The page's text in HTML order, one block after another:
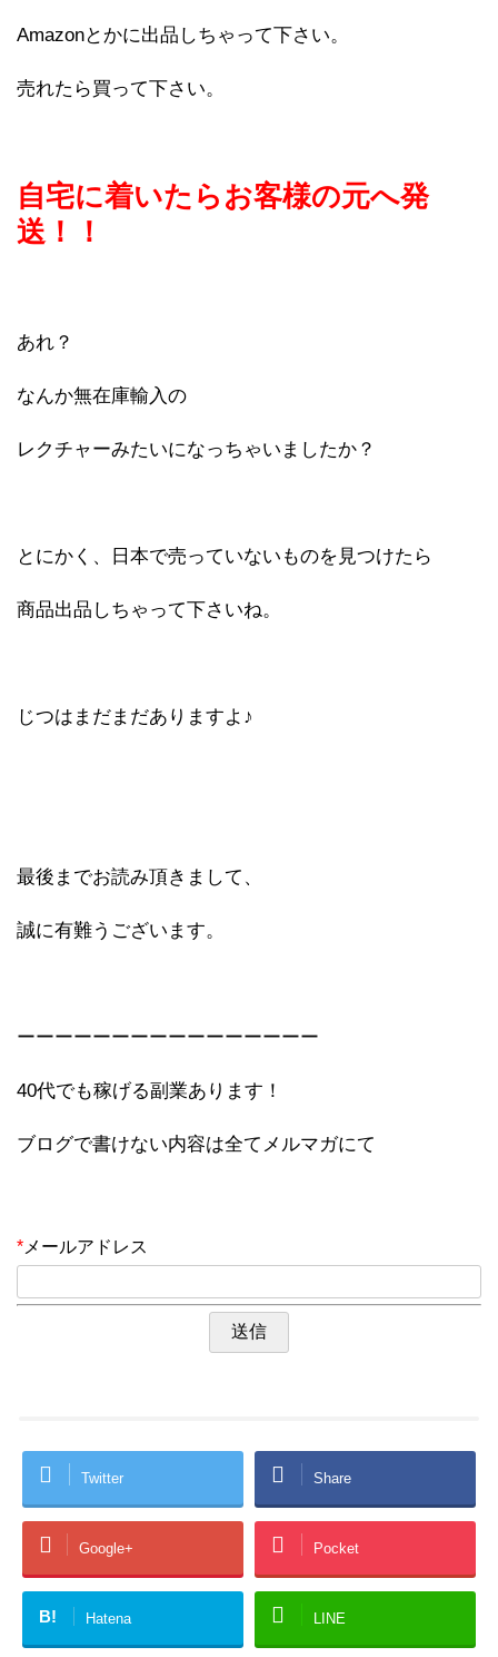
Amazonとかに出品しちゃって下さい。
売れたら買って下さい。
自宅に着いたらお客様の元へ発
送！！
あれ？
なんか無在庫輸入の
レクチャーみたいになっちゃいましたか？
とにかく、日本で売っていないものを見つけたら
商品出品しちゃって下さいね。
じつはまだまだありますよ♪
最後までお読み頂きまして、
誠に有難うございます。
ーーーーーーーーーーーーーーーー
40代でも稼げる副業あります！
ブログで書けない内容は全てメルマガにて
* メールアドレス
Twitter Share
Google+ Pocket
B! Hatena LINE